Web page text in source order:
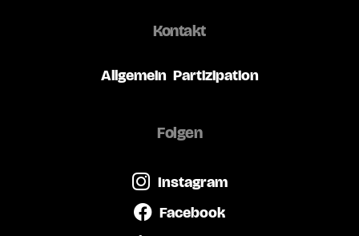
Kontakt
Allgemein Partizipation
Folgen
Instagram
Facebook